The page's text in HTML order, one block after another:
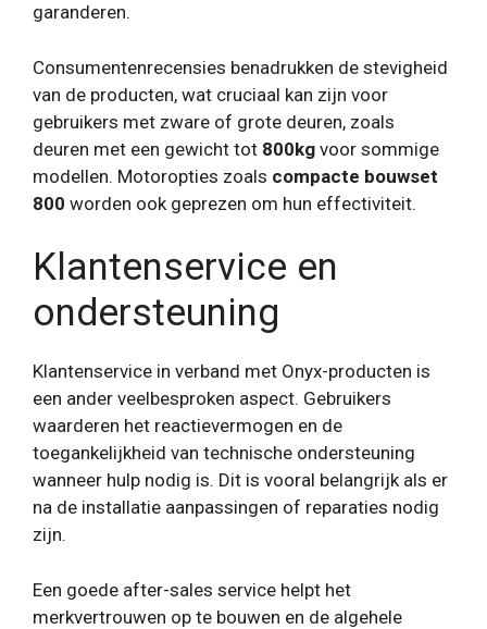
garanderen.
Consumentenrecensies benadrukken de stevigheid
van de producten, wat cruciaal kan zijn voor
gebruikers met zware of grote deuren, zoals
deuren met een gewicht tot 800kg voor sommige
modellen. Motoropties zoals compacte bouwset
800 worden ook geprezen om hun effectiviteit.
Klantenservice en
ondersteuning
Klantenservice in verband met Onyx-producten is
een ander veelbesproken aspect. Gebruikers
waarderen het reactievermogen en de
toegankelijkheid van technische ondersteuning
wanneer hulp nodig is. Dit is vooral belangrijk als er
na de installatie aanpassingen of reparaties nodig
zijn.
Een goede after-sales service helpt het
merkvertrouwen op te bouwen en de algehele